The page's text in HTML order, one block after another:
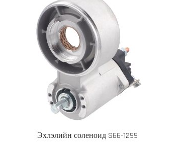
Эхлэлийн соленоид S66-1299